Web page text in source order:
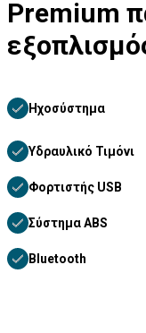
Premium
Ηχοσύστημα
Υδραυλικό Τιμόνι
Φορτιστής USB
Σύστημα ABS
Bluetooth